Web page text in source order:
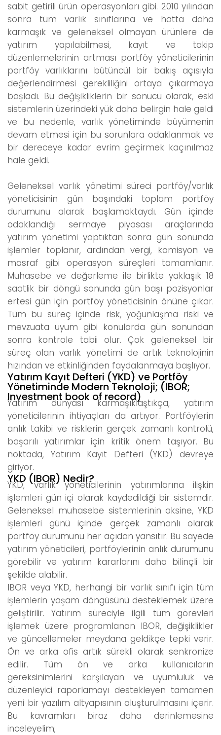
sabit getirili ürün operasyonları gibi. 2010 yılından
sonra tüm varlık sınıflarına ve hatta daha
karmaşık ve geleneksel olmayan ürünlere de
yatırım yapılabilmesi, kayıt ve takip
düzenlemelerinin artması portföy yöneticilerinin
portföy varlıklarını bütüncül bir bakış açısıyla
değerlendirmesi gerekliliğini ortaya çıkarmaya
başladı. Bu değişikliklerin bir sonucu olarak, eski
sistemlerin üzerindeki yük daha belirgin hale geldi
ve bu nedenle, varlık yönetiminde büyümenin
devam etmesi için bu sorunlara odaklanmak ve
bir dereceye kadar evrim geçirmek kaçınılmaz
hale geldi.
Geleneksel varlık yönetimi süreci portföy/varlık
yöneticisinin gün başındaki toplam portföy
durumunu alarak başlamaktaydı. Gün içinde
odaklandığı sermaye piyasası araçlarında
yatırım yönetimi yaptıktan sonra gün sonunda
işlemler toplanır, ardından vergi, komisyon ve
masraf gibi operasyon süreçleri tamamlanır.
Muhasebe ve değerleme ile birlikte yaklaşık 18
saatlik bir döngü sonunda gün başı pozisyonlar
ertesi gün için portföy yöneticisinin önüne çıkar.
Tüm bu süreç içinde risk, yoğunlaşma riski ve
mevzuata uyum gibi konularda gün sonundan
sonra kontrole tabii olur. Çok geleneksel bir
süreç olan varlık yönetimi de artık teknolojinin
hızından ve etkinliğinden faydalanmaya başlıyor.
Yatırım Kayıt Defteri (YKD) ve Portföy
Yönetiminde Modern Teknoloji; (IBOR;
Investment book of record)
Yatırım dünyası karmaşıklaştıkça, yatırım
yöneticilerinin ihtiyaçları da artıyor. Portföylerin
anlık takibi ve risklerin gerçek zamanlı kontrolü,
başarılı yatırımlar için kritik önem taşıyor. Bu
noktada, Yatırım Kayıt Defteri (YKD) devreye
giriyor.
YKD (IBOR) Nedir?
YKD, varlık yöneticilerinin yatırımlarına ilişkin
işlemleri gün içi olarak kaydedildiği bir sistemdir.
Geleneksel muhasebe sistemlerinin aksine, YKD
işlemleri günü içinde gerçek zamanlı olarak
portföy durumunu her açıdan yansıtır. Bu sayede
yatırım yöneticileri, portföylerinin anlık durumunu
görebilir ve yatırım kararlarını daha bilinçli bir
şekilde alabilir.
IBOR veya YKD, herhangi bir varlık sınıfı için tüm
işlemlerin yaşam döngüsünü desteklemek üzere
geliştirilir. Yatırım süreciyle ilgili tüm görevleri
işlemek üzere programlanan IBOR, değişiklikler
ve güncellemeler meydana geldikçe tepki verir.
Ön ve arka ofis artık sürekli olarak senkronize
edilir. Tüm ön ve arka kullanıcıların
gereksinimlerini karşılayan ve uyumluluk ve
düzenleyici raporlamayı destekleyen tamamen
yeni bir yazılım altyapısının oluşturulmasını içerir.
Bu kavramları biraz daha derinlemesine
inceleyelim;